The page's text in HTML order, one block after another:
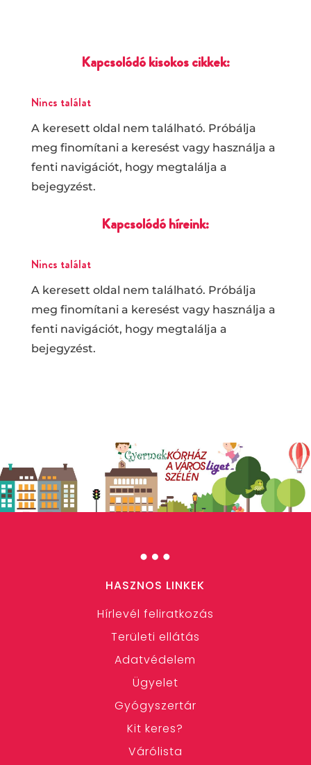
Kapcsolódó kisokos cikkek:
Nincs találat
A keresett oldal nem található. Próbálja
meg finomítani a keresést vagy használja a
fenti navigációt, hogy megtalálja a
bejegyzést.
Kapcsolódó híreink:
Nincs találat
A keresett oldal nem található. Próbálja
meg finomítani a keresést vagy használja a
fenti navigációt, hogy megtalálja a
bejegyzést.
…
HASZNOS LINKEK
Hírlevél feliratkozás
Területi ellátás
Adatvédelem
Ügyelet
Gyógyszertár
Kit keres?
Várólista